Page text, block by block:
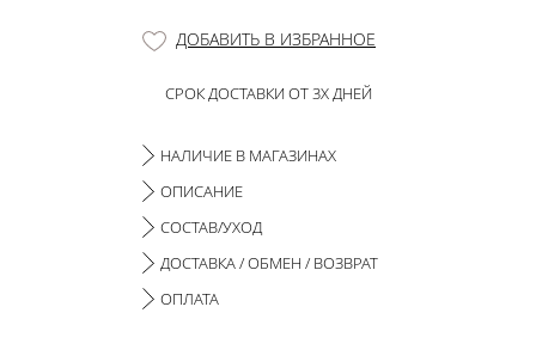
ДОБАВИТЬ В ИЗБРАННОЕ
СРОК ДОСТАВКИ ОТ 3Х ДНЕЙ
НАЛИЧИЕ В МАГАЗИНАХ
ОПИСАНИЕ
СОСТАВ/УХОД
ДОСТАВКА / ОБМЕН / ВОЗВРАТ
ОПЛАТА